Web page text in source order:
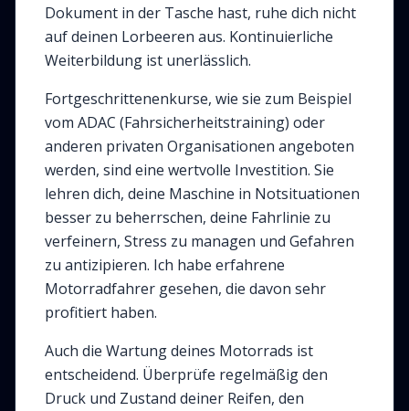
Dokument in der Tasche hast, ruhe dich nicht
auf deinen Lorbeeren aus. Kontinuierliche
Weiterbildung ist unerlässlich.
Fortgeschrittenenkurse, wie sie zum Beispiel
vom ADAC (Fahrsicherheitstraining) oder
anderen privaten Organisationen angeboten
werden, sind eine wertvolle Investition. Sie
lehren dich, deine Maschine in Notsituationen
besser zu beherrschen, deine Fahrlinie zu
verfeinern, Stress zu managen und Gefahren
zu antizipieren. Ich habe erfahrene
Motorradfahrer gesehen, die davon sehr
profitiert haben.
Auch die Wartung deines Motorrads ist
entscheidend. Überprüfe regelmäßig den
Druck und Zustand deiner Reifen, den